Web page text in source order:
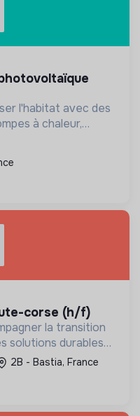
l'habitat avec des
à chaleur,
l'empreinte
Elle détient
corse (h/f)
la transition
solutions durables
et la location de
2B - Bastia, France